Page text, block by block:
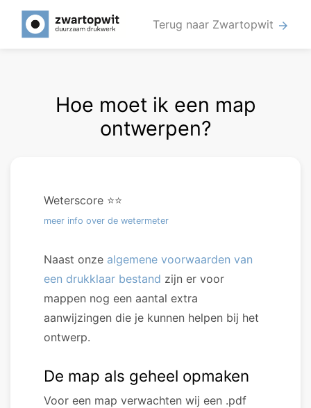
Terug naar Zwartopwit arrow_forward
Hoe moet ik een map
ontwerpen?
Weterscore ⭐️⭐️
meer info over de wetermeter
Naast onze algemene voorwaarden van
een drukklaar bestand zijn er voor
mappen nog een aantal extra
aanwijzingen die je kunnen helpen bij het
ontwerp.
De map als geheel opmaken
Voor een map verwachten wij een .pdf